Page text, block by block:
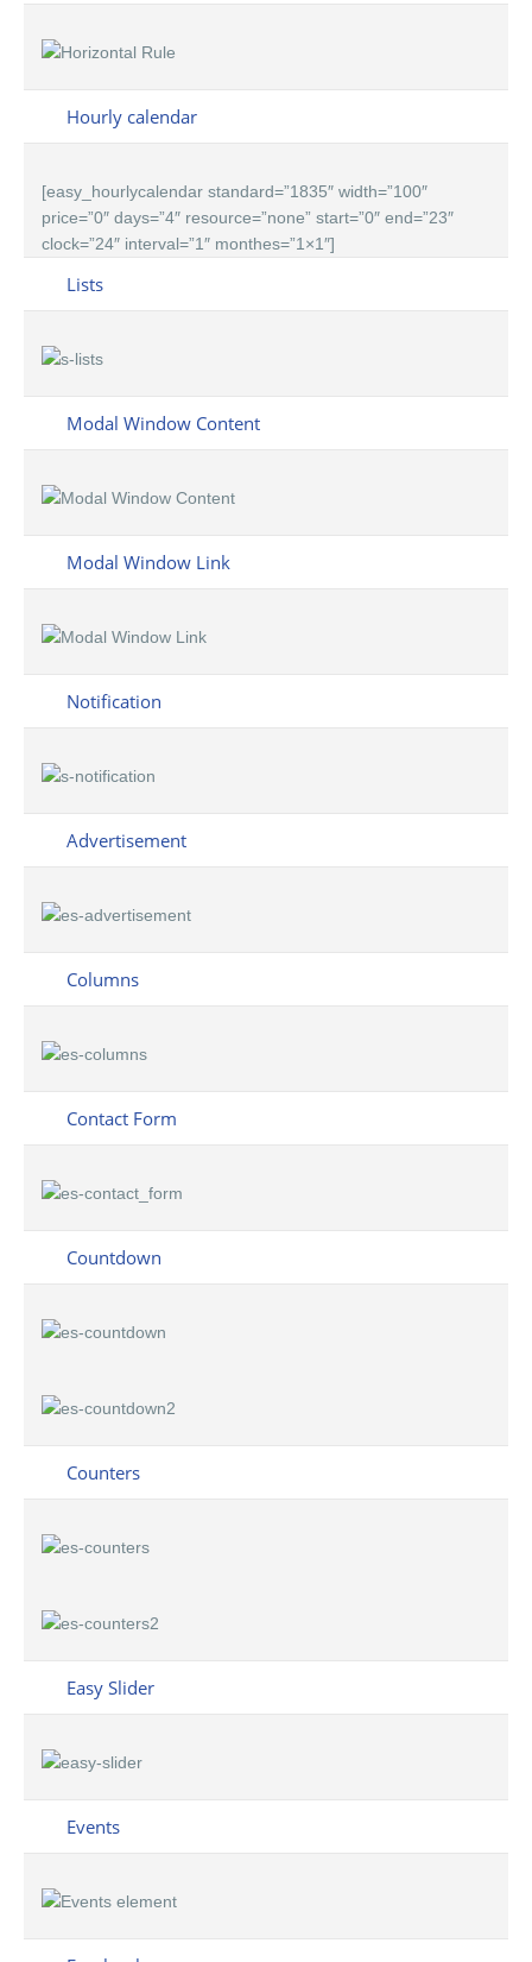
Hourly calendar
[easy_hourlycalendar standard=”1835″ width=”100″
price=”0″ days=”4″ resource=”none” start=”0″ end=”23″
clock=”24″ interval=”1″ monthes=”1×1″]
Lists
Modal Window Content
Modal Window Link
Notification
Advertisement
Columns
Contact Form
Countdown
Counters
Easy Slider
Events